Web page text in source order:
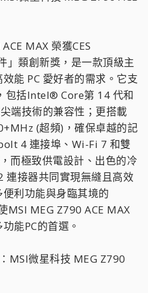
MAX 榮獲CES
」類創新獎，是一款頂級主
能 PC 愛好者的需求。它支
包括Intel® Core第 14 代和
端技術的兼容性；更搭載
(超頻)，確保卓越的記
4 連接埠、Wi-Fi 7 和雙
而極致供電設計、出色的冷
連接器共同實現無縫且高效
利功能與身臨其境的
MEG Z790 ACE MAX
能PC的首選。